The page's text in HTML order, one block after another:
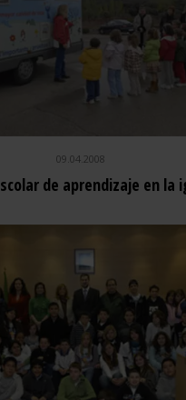
09.04.2008
de aprendizaje en la